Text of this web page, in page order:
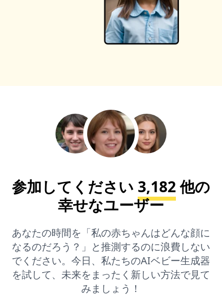
参加してください 3,182他の
幸せなユーザー
あなたの時間を「私の赤ちゃんはどんな顔に
なるのだろう？」と推測するのに浪費しない
でください。今日、私たちのAIベビー生成器
を試して、未来をまったく新しい方法で見て
みましょう！